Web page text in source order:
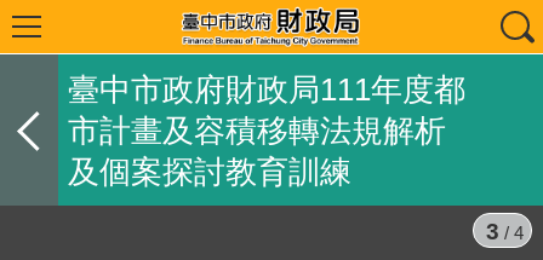
臺中市政府財政局111年度都
市計畫及容積移轉法規解析
及個案探討教育訓練
3 / 4